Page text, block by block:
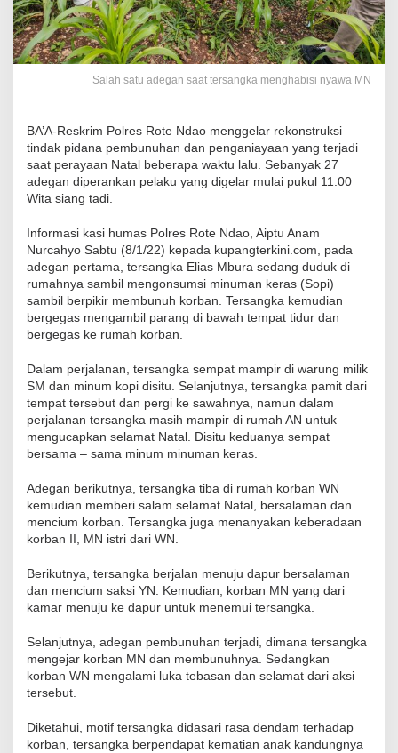
Salah satu adegan saat tersangka menghabisi nyawa MN
BA’A-Reskrim Polres Rote Ndao menggelar rekonstruksi
tindak pidana pembunuhan dan penganiayaan yang terjadi
saat perayaan Natal beberapa waktu lalu. Sebanyak 27
adegan diperankan pelaku yang digelar mulai pukul 11.00
Wita siang tadi.
Informasi kasi humas Polres Rote Ndao, Aiptu Anam
Nurcahyo Sabtu (8/1/22) kepada kupangterkini.com, pada
adegan pertama, tersangka Elias Mbura sedang duduk di
rumahnya sambil mengonsumsi minuman keras (Sopi)
sambil berpikir membunuh korban. Tersangka kemudian
bergegas mengambil parang di bawah tempat tidur dan
bergegas ke rumah korban.
Dalam perjalanan, tersangka sempat mampir di warung milik
SM dan minum kopi disitu. Selanjutnya, tersangka pamit dari
tempat tersebut dan pergi ke sawahnya, namun dalam
perjalanan tersangka masih mampir di rumah AN untuk
mengucapkan selamat Natal. Disitu keduanya sempat
bersama – sama minum minuman keras.
Adegan berikutnya, tersangka tiba di rumah korban WN
kemudian memberi salam selamat Natal, bersalaman dan
mencium korban. Tersangka juga menanyakan keberadaan
korban II, MN istri dari WN.
Berikutnya, tersangka berjalan menuju dapur bersalaman
dan mencium saksi YN. Kemudian, korban MN yang dari
kamar menuju ke dapur untuk menemui tersangka.
Selanjutnya, adegan pembunuhan terjadi, dimana tersangka
mengejar korban MN dan membunuhnya. Sedangkan
korban WN mengalami luka tebasan dan selamat dari aksi
tersebut.
Diketahui, motif tersangka didasari rasa dendam terhadap
korban, tersangka berpendapat kematian anak kandungnya